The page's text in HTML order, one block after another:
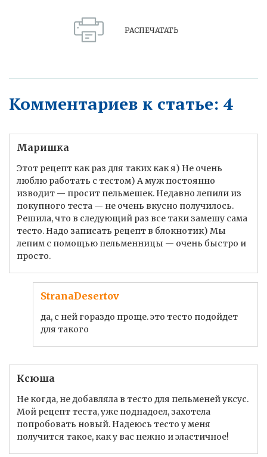
РАСПЕЧАТАТЬ
Комментариев к статье: 4
Маришка
Этот рецепт как раз для таких как я) Не очень
люблю работать с тестом) А муж постоянно
изводит — просит пельмешек. Недавно лепили из
покупного теста — не очень вкусно получилось.
Решила, что в следующий раз все таки замешу сама
тесто. Надо записать рецепт в блокнотик) Мы
лепим с помощью пельменницы — очень быстро и
просто.
StranaDesertov
да, с ней гораздо проще. это тесто подойдет
для такого
Ксюша
Не когда, не добавляла в тесто для пельменей уксус.
Мой рецепт теста, уже поднадоел, захотела
попробовать новый. Надеюсь тесто у меня
получится такое, как у вас нежно и эластичное!